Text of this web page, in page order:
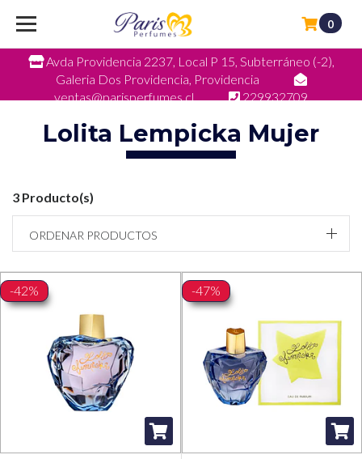
Avda Providencia 2237, Local P 15, Subterráneo (-2),
Galeria Dos Providencia, Providencia
ventas@parisperfumes.cl
229932709
0
Lolita Lempicka Mujer
3 Producto(s)
ORDENAR PRODUCTOS
-42% -47%